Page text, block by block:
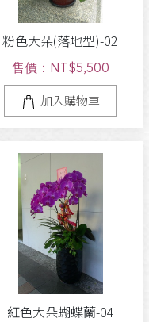
粉色大朵(落地型)-02
售價：NT$5,500
加入購物車
紅色大朵蝴蝶蘭-04